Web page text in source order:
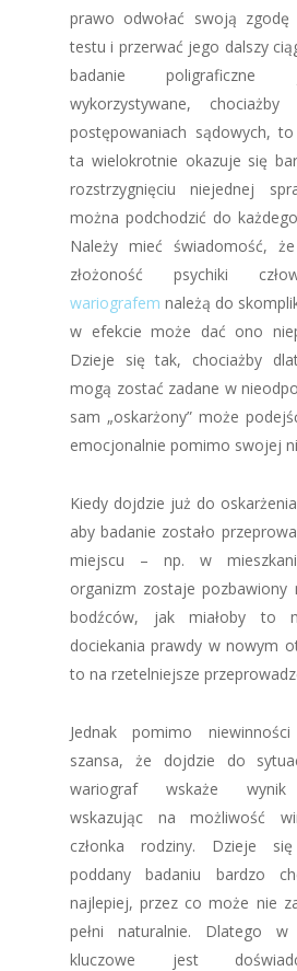
prawo odwołać swoją
testu i przerwać jego dalszy
badanie poligraficzne
wykorzystywane,
postępowaniach sądowych,
ta wielokrotnie okazuje się
rozstrzygnięciu niejednej
można podchodzić do
Należy mieć świadomość,
złożoność psychiki
wariografem należą do
w efekcie może dać ono
Dzieje się tak, chociażby
mogą zostać zadane w
sam „oskarżony” może
emocjonalnie pomimo swojej
Kiedy dojdzie już do
aby badanie zostało
miejscu – np. w
organizm zostaje pozbawiony
bodźców, jak miałoby to
dociekania prawdy w nowym
to na rzetelniejsze
Jednak pomimo
szansa, że dojdzie do
wariograf wskaże wynik
wskazując na możliwość
członka rodziny. Dzieje
poddany badaniu bardzo
najlepiej, przez co może nie
pełni naturalnie. Dlatego
kluczowe jest